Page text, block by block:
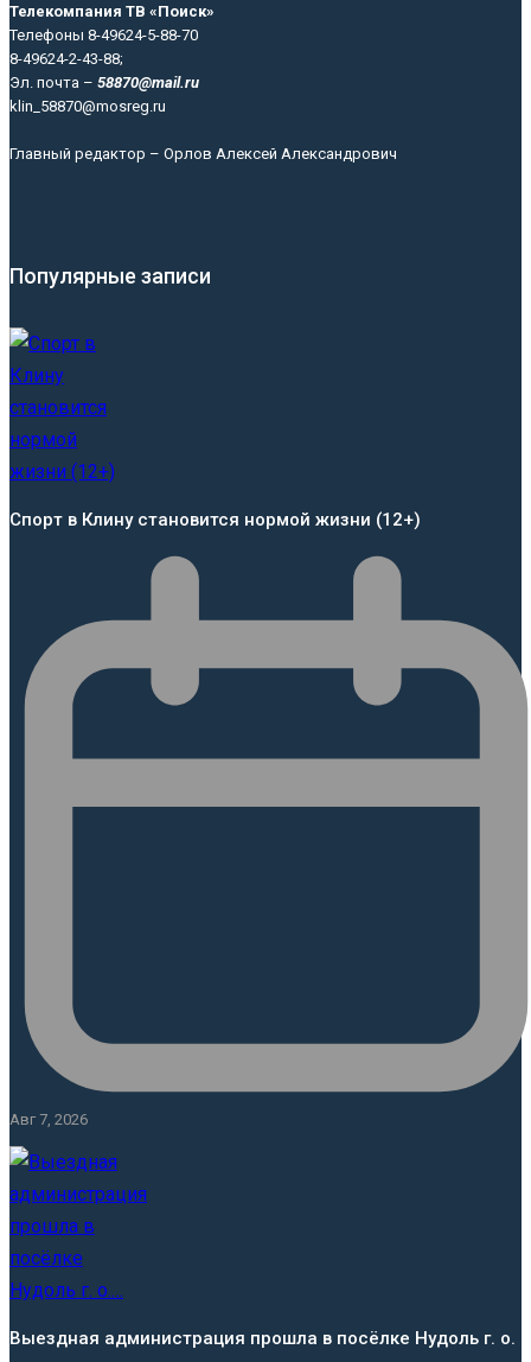
Телекомпания ТВ «Поиск»
Телефоны 8-49624-5-88-70
8-49624-2-43-88;
Эл. почта – 58870@mail.ru
klin_58870@mosreg.ru
Главный редактор – Орлов Алексей Александрович
Популярные записи
Спорт в Клину становится нормой жизни (12+)
Авг 7, 2026
Выездная администрация прошла в посёлке Нудоль г. о.